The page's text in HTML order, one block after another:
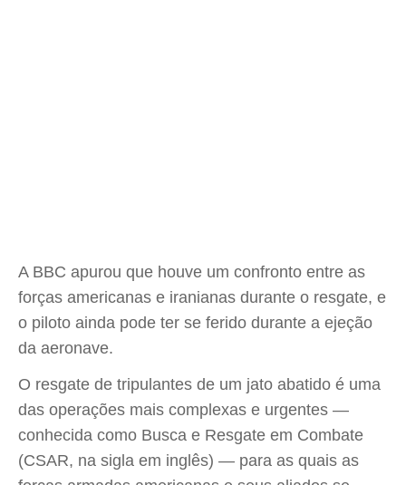
A BBC apurou que houve um confronto entre as
forças americanas e iranianas durante o resgate, e
o piloto ainda pode ter se ferido durante a ejeção
da aeronave.
O resgate de tripulantes de um jato abatido é uma
das operações mais complexas e urgentes —
conhecida como Busca e Resgate em Combate
(CSAR, na sigla em inglês) — para as quais as